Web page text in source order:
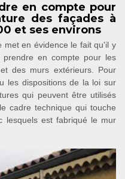
en compte pour
des façades à
et ses environs
met en évidence le fait qu'il y
en compte pour les
des murs extérieurs. Pour
les dispositions de la loi sur
qui peuvent être utilisés
cadre technique qui touche
lesquels est fabriqué le mur